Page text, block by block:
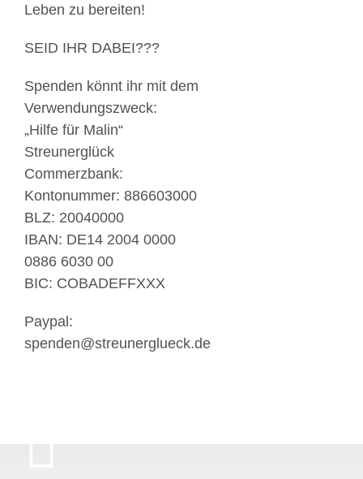
Leben zu bereiten!
SEID IHR DABEI???
Spenden könnt ihr mit dem
Verwendungszweck:
„Hilfe für Malin“
Streunerglück
Commerzbank:
Kontonummer: 886603000
BLZ: 20040000
IBAN: DE14 2004 0000
0886 6030 00
BIC: COBADEFFXXX
Paypal:
spenden@streunerglueck.de